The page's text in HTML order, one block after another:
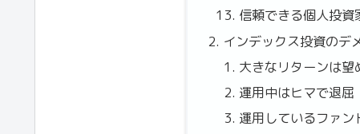
信頼できる個人投
インデックス投資のデ
大きなリターンは望
運用中はヒマで退屈
運用しているファ